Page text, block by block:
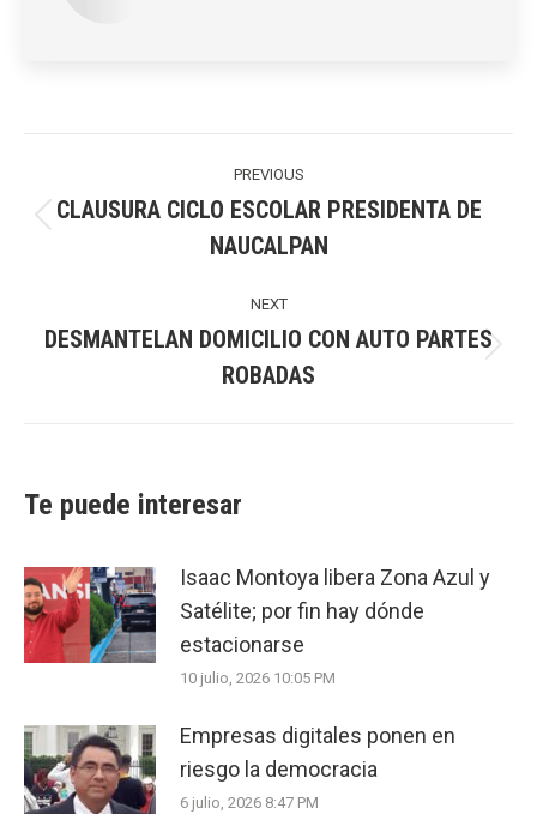
PREVIOUS
post:
CLAUSURA CICLO ESCOLAR PRESIDENTA DE
NAUCALPAN
NEXT
post:
DESMANTELAN DOMICILIO CON AUTO PARTES
ROBADAS
Te puede interesar
Isaac Montoya libera Zona Azul y
Satélite; por fin hay dónde
estacionarse
10 julio, 2026 10:05 PM
Empresas digitales ponen en
riesgo la democracia
6 julio, 2026 8:47 PM